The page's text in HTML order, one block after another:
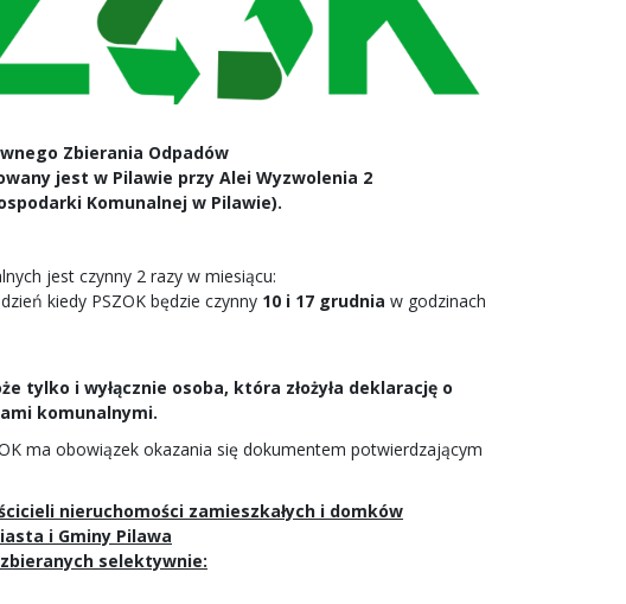
Zbierania Odpadów
jest w Pilawie przy Alei Wyzwolenia 2
Komunalnej w Pilawie).
jest czynny 2 razy w miesiącu:
kiedy PSZOK będzie czynny 10 i 17 grudnia w godzinach
tylko i wyłącznie osoba, która złożyła deklarację o
komunalnymi.
ma obowiązek okazania się dokumentem potwierdzającym
nieruchomości zamieszkałych i domków
i Gminy Pilawa
selektywnie: